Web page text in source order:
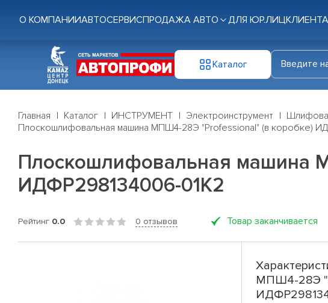
О КОМПАНИИАВТОСЕРВИСПРОДАЖА АВТО ДЛЯ ЮР.ЛИЦ
Каталог
Главная Каталог ИНСТРУМЕНТ Электроинструмент
Плоскошлифовальная машина МПШ4-28Э "Professional" (в коробке)
Плоскошлифовальная машина
ИДФР298134006-01К2
Рейтинг 0.0 0 отзывов Товар заканчивается
МПШ4-28Э